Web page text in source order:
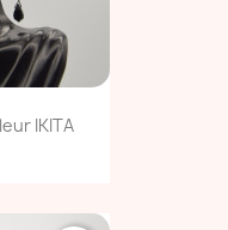
IKITA